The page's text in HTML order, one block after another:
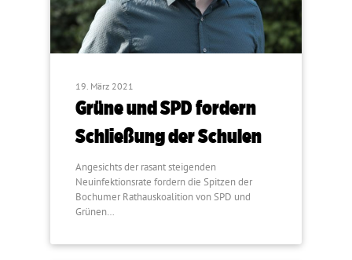
19. März 2021
Grüne und SPD fordern
Schließung der Schulen
Angesichts der rasant steigenden
Neuinfektionsrate fordern die Spitzen der
Bochumer Rathauskoalition von SPD und
Grünen…